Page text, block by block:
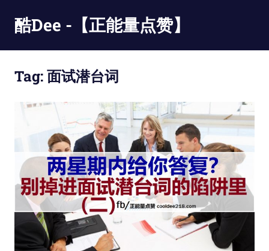
content
酷Dee -【正能量点赞】
最
Tag:面试潜台词